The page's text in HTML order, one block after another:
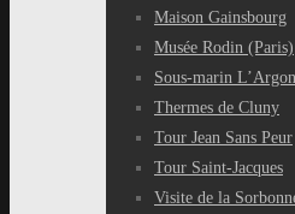
Maison Gainsbourg
Musée Rodin (Paris)
Sous-marin
Thermes de Cluny
Tour Jean Sans Peur
Tour Saint-Jacques
Visite de la